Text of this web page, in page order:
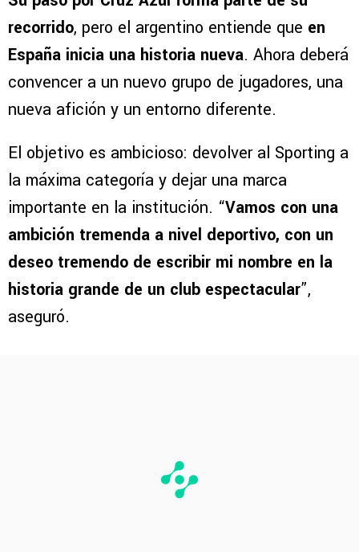
recorrido, pero el argentino entiende que en
España inicia una historia nueva. Ahora deberá
convencer a un nuevo grupo de jugadores, una
nueva afición y un entorno diferente.
El objetivo es ambicioso: devolver al Sporting a
la máxima categoría y dejar una marca
importante en la institución. “Vamos con una
ambición tremenda a nivel deportivo, con un
deseo tremendo de escribir mi nombre en la
historia grande de un club espectacular”,
aseguró.